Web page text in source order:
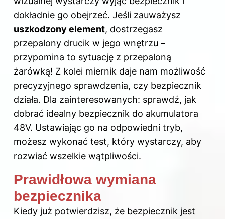
dokładnie go obejrzeć. Jeśli zauważysz
uszkodzony element, dostrzegasz
przepalony drucik w jego wnętrzu –
przypomina to sytuację z przepaloną
żarówką! Z kolei miernik daje nam możliwość
precyzyjnego sprawdzenia, czy bezpiecznik
działa. Dla zainteresowanych: sprawdź, jak
dobrać idealny bezpiecznik do akumulatora
48V. Ustawiając go na odpowiedni tryb,
możesz wykonać test, który wystarczy, aby
rozwiać wszelkie wątpliwości.
Prawidłowa wymiana
bezpiecznika
Kiedy już potwierdzisz, że bezpiecznik jest